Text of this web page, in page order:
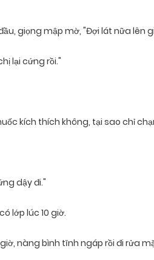
giọng mập mờ, "Đợi lát nữa lên
lại cứng rồi."
kích thích không, tại sao chỉ
dậy đi."
lớp lúc 10 giờ.
nàng bình tĩnh ngáp rồi đi rửa